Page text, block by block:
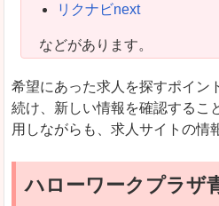
リクナビnext
などがあります。
希望にあった求人を探すポイン
続け、新しい情報を確認するこ
用しながらも、求人サイトの情
ハローワークプラザ